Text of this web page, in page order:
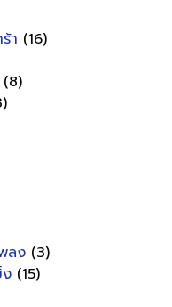
า (16)
(8)
ลง (3)
(15)